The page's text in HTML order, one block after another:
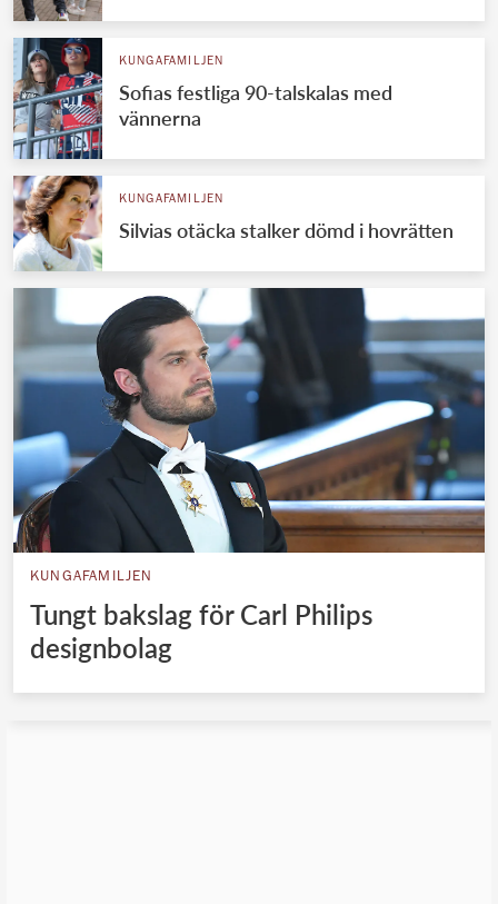
KUNGAFAMILJEN
Sofias festliga 90-talskalas med
vännerna
KUNGAFAMILJEN
Silvias otäcka stalker dömd i hovrätten
KUNGAFAMILJEN
Tungt bakslag för Carl Philips
designbolag